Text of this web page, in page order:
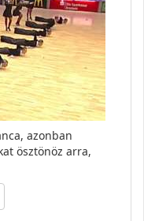
azonban
ösztönöz arra,